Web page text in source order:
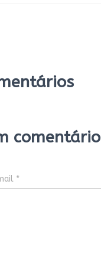
comentário
*